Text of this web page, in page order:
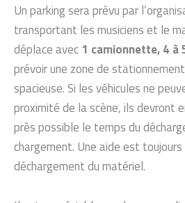
Un parking sera prévu par
transportant les musiciens et le
déplace avec1 camionnette, 4 à
prévoir une zone de
spacieuse. Si les véhicules ne
proximité de la scène, ils devront
près possible le temps du
chargement. Une aide est
déchargement du matériel.